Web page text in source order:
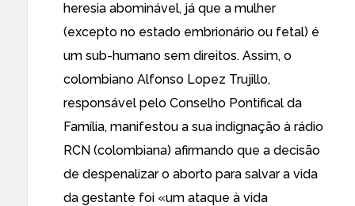
heresia abominável, já que a mulher
(excepto no estado embrionário ou fetal) é
um sub-humano sem direitos. Assim, o
colombiano Alfonso Lopez Trujillo,
responsável pelo Conselho Pontifical da
Família, manifestou a sua indignação à rádio
RCN (colombiana) afirmando que a decisão
de despenalizar o aborto para salvar a vida
da gestante foi «um ataque à vida